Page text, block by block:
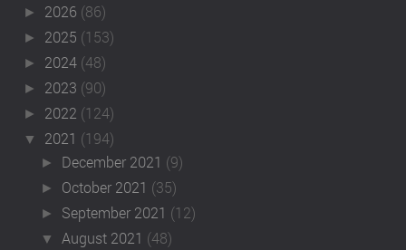
► 2026 (86)
► 2025 (153)
► 2024 (48)
► 2023 (90)
► 2022 (124)
▼ 2021 (194)
► December 2021 (9)
► October 2021 (35)
► September 2021 (12)
▼ August 2021 (48)